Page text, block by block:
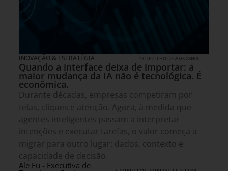
INOVAÇÃO & ESTRATÉGIA 13 DE JULHO DE 2026 08H00
Quando a interface deixa de importar: a
maior mudança da IA não é tecnológica. É
econômica.
Durante décadas, empresas competiram por
telas, cliques e atenção. Agora, à medida que
agentes inteligentes passam a interpretar
intenções e executar tarefas, o valor começa a
migrar para outro lugar: dados, contexto e
capacidade de decisão.
Ale Fu - Executiva de